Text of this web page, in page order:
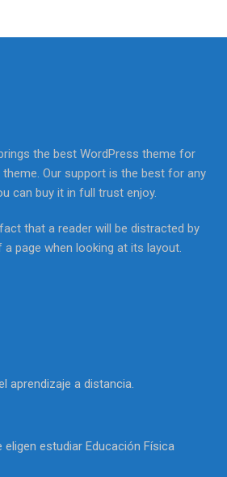
the best WordPress theme for
Our support is the best for any
can buy it in full trust enjoy.
that a reader will be distracted by
page when looking at its layout.
aprendizaje a distancia.
estudiar Educación Física